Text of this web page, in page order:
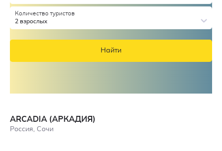
Количество туристов
2 взрослых
Найти
ARCADIA (АРКАДИЯ)
Россия, Сочи